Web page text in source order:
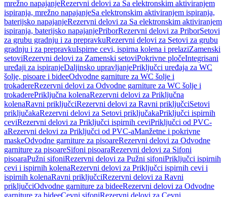
mrežno napajanjeRezervni delovi za Sa elektronskim aktiviranjem
ispiranja, mrežno napajanjeSa elektronskim aktiviranjem ispiranja,
baterijsko napajanjeRezervni delovi za Sa elektronskim aktiviranjem
ispiranja, baterijsko napajanjePriborRezervni delovi za PriborSetovi
za grubu gradnju i za prepravkuRezervni delovi za Setovi za grubu
gradnju i za prepravkuIspirne cevi, ispirna kolena i prelaziZamenski
setoviRezervni delovi za Zamenski setoviPokrivne pločeIntegrisani
uređaji za ispiranjeDaljinsko upravljanjePriključci uređaja za WC
šolje, pisoare i bideeOdvodne garniture za WC šolje i
trokadereRezervni delovi za Odvodne garniture za WC šolje i
trokaderePriključna kolenaRezervni delovi za Priključna
kolenaRavni priključciRezervni delovi za Ravni priključciSetovi
priključakaRezervni delovi za Setovi priključakaPriključci ispirnih
ceviRezervni delovi za Priključci ispirnih ceviPriključci od PVC-
aRezervni delovi za Priključci od PVC-aManžetne i pokrivne
maskeOdvodne garniture za pisoareRezervni delovi za Odvodne
garniture za pisoareSifoni pisoaraRezervni delovi za Sifoni
pisoaraPužni sifoniRezervni delovi za Pužni sifoniPriključci ispirnih
cevi i ispirnih kolenaRezervni delovi za Priključci ispirnih cevi i
ispirnih kolenaRavni priključciRezervni delovi za Ravni
priključciOdvodne garniture za bideeRezervni delovi za Odvodne
garniture za bideeCevni sifoniRezervni delovi za Cevni